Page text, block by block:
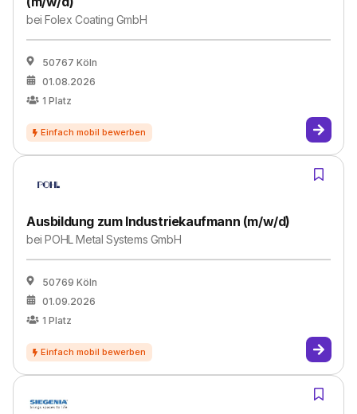
beiFolex Coating GmbH
50767 Köln
01.08.2026
1 Platz
Ausbildung zum Industriekaufmann (m/w/d)
beiPOHL Metal Systems GmbH
50769 Köln
01.09.2026
1 Platz